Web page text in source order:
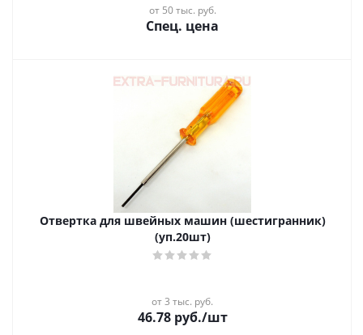
от 50 тыс. руб.
Спец. цена
Отвертка для швейных машин (шестигранник)
(уп.20шт)
от 3 тыс. руб.
46.78руб./шт